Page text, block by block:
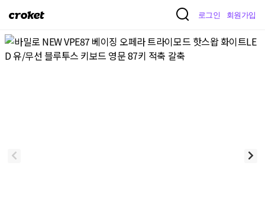
크
켓
로그인 회원가입